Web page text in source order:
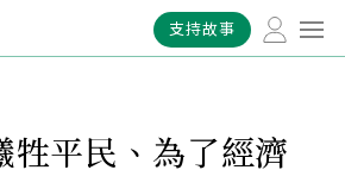
支持故事
牲平民、為了經濟